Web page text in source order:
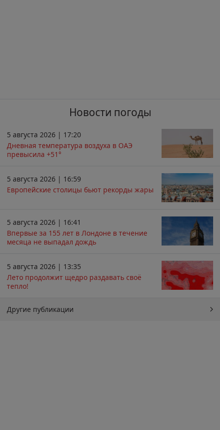
Новости погоды
5 августа 2026 | 17:20
Дневная температура воздуха в ОАЭ
превысила +51°
5 августа 2026 | 16:59
Европейские столицы бьют рекорды жары
5 августа 2026 | 16:41
Впервые за 155 лет в Лондоне в течение
месяца не выпадал дождь
5 августа 2026 | 13:35
Лето продолжит щедро раздавать своё
тепло!
Другие публикации